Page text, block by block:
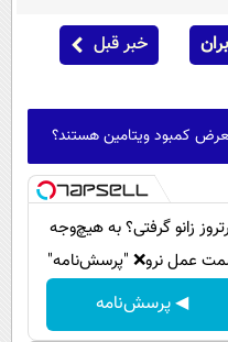
خبر قبل
کمبود ویتامین هستند؟
زانو گرفتی؟ به هیچ‌وجه
عمل نرو❌ "پرسش‌نامه"
◀ پرسش‌نامه